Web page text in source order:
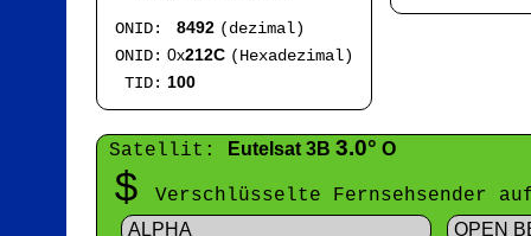
ONID: 8492 (dezimal)
ONID: 0x212C (Hexadezimal)
TID: 100
Satellit: Eutelsat 3B 3.0° O
$ Verschlüsselte Fernsehsender
ALPHA
OPEN